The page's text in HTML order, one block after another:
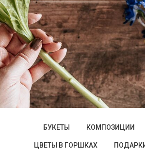
БУКЕТЫ КОМПОЗИЦИИ
ЦВЕТЫ В ГОРШКАХ